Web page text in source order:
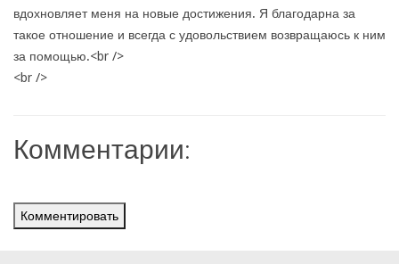
вдохновляет меня на новые достижения. Я благодарна за
такое отношение и всегда с удовольствием возвращаюсь к ним
за помощью.<br />
<br />
Комментарии:
Комментировать